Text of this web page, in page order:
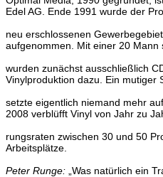
Edel AG. Ende 1991 wurde der
neu erschlossenen
aufgenommen. Mit einer 20 Mann
wurden zunächst ausschließlich
Vinylproduktion dazu. Ein mutiger
setzte eigentlich niemand mehr
2008 verblüfft Vinyl von Jahr zu
rungsraten zwischen 30 und 50
Arbeitsplätze.
Peter Runge: „Was natürlich ein